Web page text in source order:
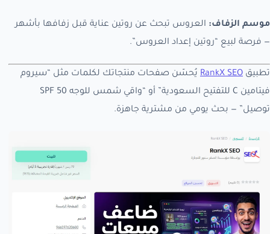
موسم الزفاف: العروس تبحث عن روتين عناية قبل زفافها بأشهر
— فرصة لبيع “روتين إعداد العروس”.
تطبيق RankX SEO يُحسّن صفحات منتجاتك لكلمات مثل “سيروم
فيتامين C للتفتيح السعودية” أو “واقي شمس للوجه SPF 50
توصيل” — بحث يومي من مشترية جاهزة.